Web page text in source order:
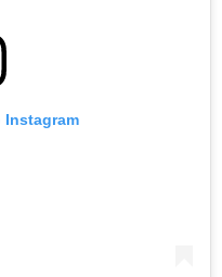
Instagram